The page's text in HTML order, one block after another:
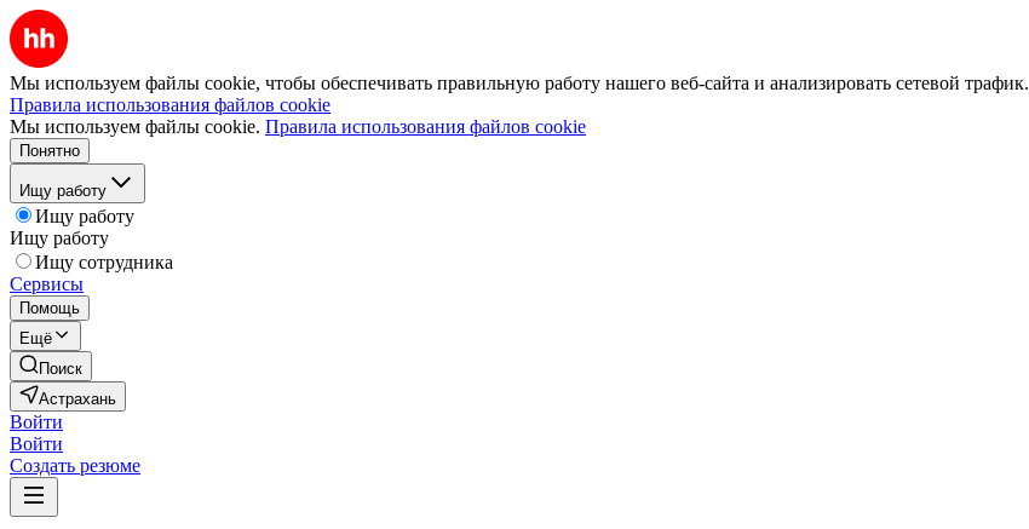
Мы используем файлы cookie, чтобы обеспечивать правильную работу нашего веб-сайта и анализировать сетевой трафик.
Правила использования файлов cookie
Мы используем файлы cookie. Правила использования файлов cookie
Понятно
Ищу работу
Ищу работу
Ищу работу
Ищу сотрудника
Сервисы
Помощь
Ещё
Поиск
Астрахань
Войти
Войти
Создать резюме